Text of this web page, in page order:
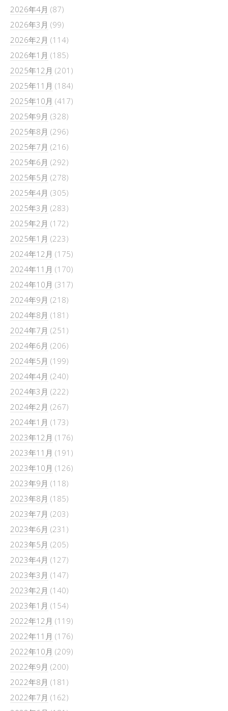
2026年4月 (87)
2026年3月 (99)
2026年2月 (114)
2026年1月 (185)
2025年12月 (201)
2025年11月 (184)
2025年10月 (417)
2025年9月 (328)
2025年8月 (296)
2025年7月 (216)
2025年6月 (292)
2025年5月 (278)
2025年4月 (305)
2025年3月 (283)
2025年2月 (172)
2025年1月 (223)
2024年12月 (175)
2024年11月 (170)
2024年10月 (317)
2024年9月 (218)
2024年8月 (181)
2024年7月 (251)
2024年6月 (206)
2024年5月 (199)
2024年4月 (240)
2024年3月 (222)
2024年2月 (267)
2024年1月 (173)
2023年12月 (176)
2023年11月 (191)
2023年10月 (126)
2023年9月 (118)
2023年8月 (185)
2023年7月 (203)
2023年6月 (231)
2023年5月 (205)
2023年4月 (127)
2023年3月 (147)
2023年2月 (140)
2023年1月 (154)
2022年12月 (119)
2022年11月 (176)
2022年10月 (209)
2022年9月 (200)
2022年8月 (181)
2022年7月 (162)